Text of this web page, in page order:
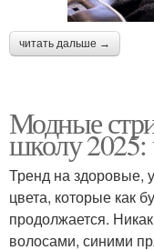
читать дальше →
Модные
школу 2025:
Тренд на здоровые,
цвета, которые как
продолжается.
волосами, синими